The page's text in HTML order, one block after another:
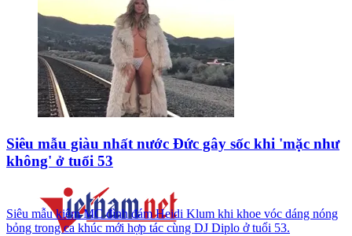
Siêu mẫu giàu nhất nước Đức gây sốc khi 'mặc như
không' ở tuổi 53
Siêu mẫu kiêm MC đình đám Heidi Klum khi khoe vóc dáng nóng
bỏng trong ca khúc mới hợp tác cùng DJ Diplo ở tuổi 53.